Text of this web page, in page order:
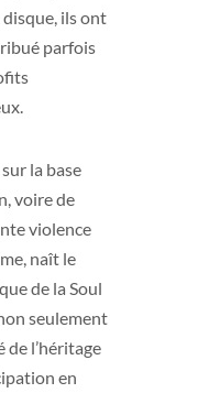
ils ont
parfois
la base
voire de
violence
naît le
de la Soul
seulement
l’héritage
en